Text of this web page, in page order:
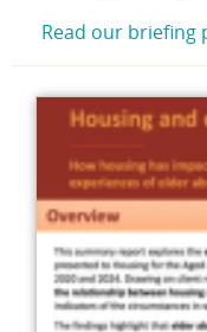
Read our briefing